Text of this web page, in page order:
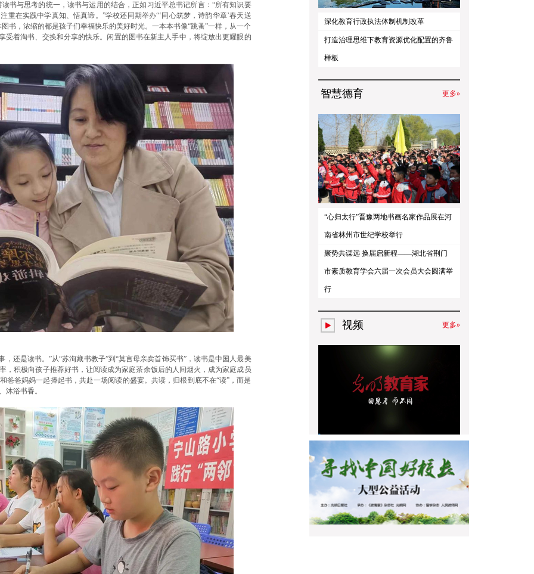
书与思考的统一，读书与运用的结合，正如习近平总书记所言：“所有知识要
重在实践中学真知、悟真谛。”学校还同期举办“‘同心筑梦，诗韵华章’春天送
书，浓缩的都是孩子们幸福快乐的美好时光。一本本书像“跳蚤”一样，从一个
受着淘书、交换和分享的快乐。闲置的图书在新主人手中，将绽放出更耀眼的
还是读书。”从“苏洵藏书教子”到“莫言母亲卖首饰买书”，读书是中国人最美
，积极向孩子推荐好书，让阅读成为家庭茶余饭后的人间烟火，成为家庭成员
爸爸妈妈一起捧起书，共赴一场阅读的盛宴。共读，归根到底不在“读”，而是
沐浴书香。
深化教育行政执法体制机制改革
打造治理思维下教育资源优化配置的齐鲁
样板
智慧德育 更多»
“心归太行”晋豫两地书画名家作品展在河
南省林州市世纪学校举行
聚势共谋远 换届启新程——湖北省荆门
市素质教育学会六届一次会员大会圆满举
行
视频 更多»